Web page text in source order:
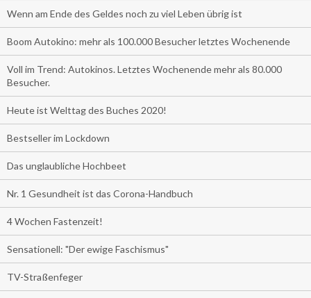
Wenn am Ende des Geldes noch zu viel Leben übrig ist
Boom Autokino: mehr als 100.000 Besucher letztes Wochenende
Voll im Trend: Autokinos. Letztes Wochenende mehr als 80.000
Besucher.
Heute ist Welttag des Buches 2020!
Bestseller im Lockdown
Das unglaubliche Hochbeet
Nr. 1 Gesundheit ist das Corona-Handbuch
4 Wochen Fastenzeit!
Sensationell: "Der ewige Faschismus"
TV-Straßenfeger